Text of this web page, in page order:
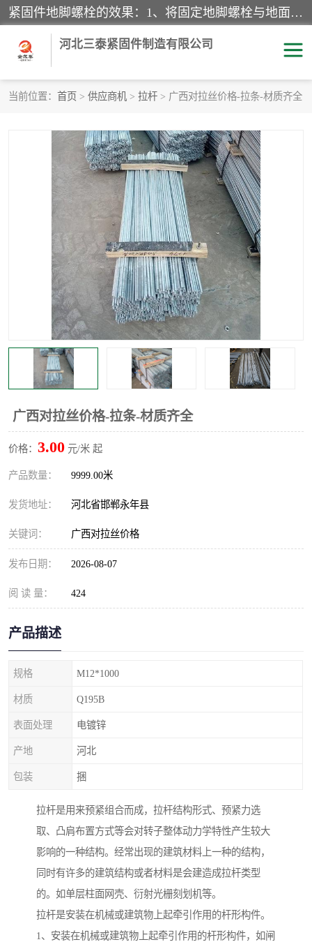
紧固件地脚螺栓的效果：1、将固定地脚螺栓与地面用水泥等物品灌溉在一起，可用来固定较小振荡和冲击的设备。2、活动地脚是一种可拆卸的地脚螺栓，可以固定有激烈振荡和冲击的大型机器设备。3、胀锚地脚螺栓用于固定比较简略且重量轻的设备，辅佐设备长期处于静止状态下。4、粘接地脚螺栓为一种使用广泛且常见的设备，它也是用来固定简略设备的小件。
河北三泰紧固件制造有限公司
当前位置： 首页 > 供应商机 > 拉杆 > 广西对拉丝价格-拉条-材质齐全
广西对拉丝价格-拉条-材质齐全
价格： 3.00 元/米 起
产品数量： 9999.00米
发货地址： 河北省邯郸永年县
关键词： 广西对拉丝价格
发布日期： 2026-08-07
阅 读 量： 424
产品描述
规格 M12*1000
材质 Q195B
表面处理 电镀锌
产地 河北
包装 捆
拉杆是用来预紧组合而成，拉杆结构形式、预紧力选
取、凸肩布置方式等会对转子整体动力学特性产生较大
影响的一种结构。经常出现的建筑材料上一种的结构，
同时有许多的建筑结构或者材料是会建造成拉杆类型
的。如单层柱面网壳、衍射光栅刻划机等。
拉杆是安装在机械或建筑物上起牵引作用的杆形构件。
1、安装在机械或建筑物上起牵引作用的杆形构件，如闸
拉杆
悬挑梁拉杆